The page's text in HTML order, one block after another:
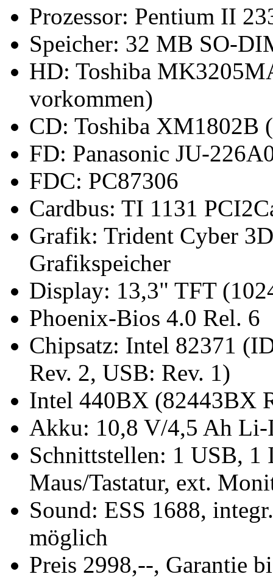
Prozessor: Pentium II
Speicher: 32 MB SO-
HD: Toshiba
vorkommen)
CD: Toshiba XM1802B
FD: Panasonic JU-
FDC: PC87306
Cardbus: TI 1131
Grafik: Trident Cyber
Grafikspeicher
Display: 13,3" TFT
Phoenix-Bios 4.0 Rel. 6
Chipsatz: Intel 82371
Rev. 2, USB: Rev. 1)
Intel 440BX (82443BX
Akku: 10,8 V/4,5 Ah
Schnittstellen: 1 USB,
Maus/Tastatur, ext.
Sound: ESS 1688,
möglich
Preis 2998,--, Garantie